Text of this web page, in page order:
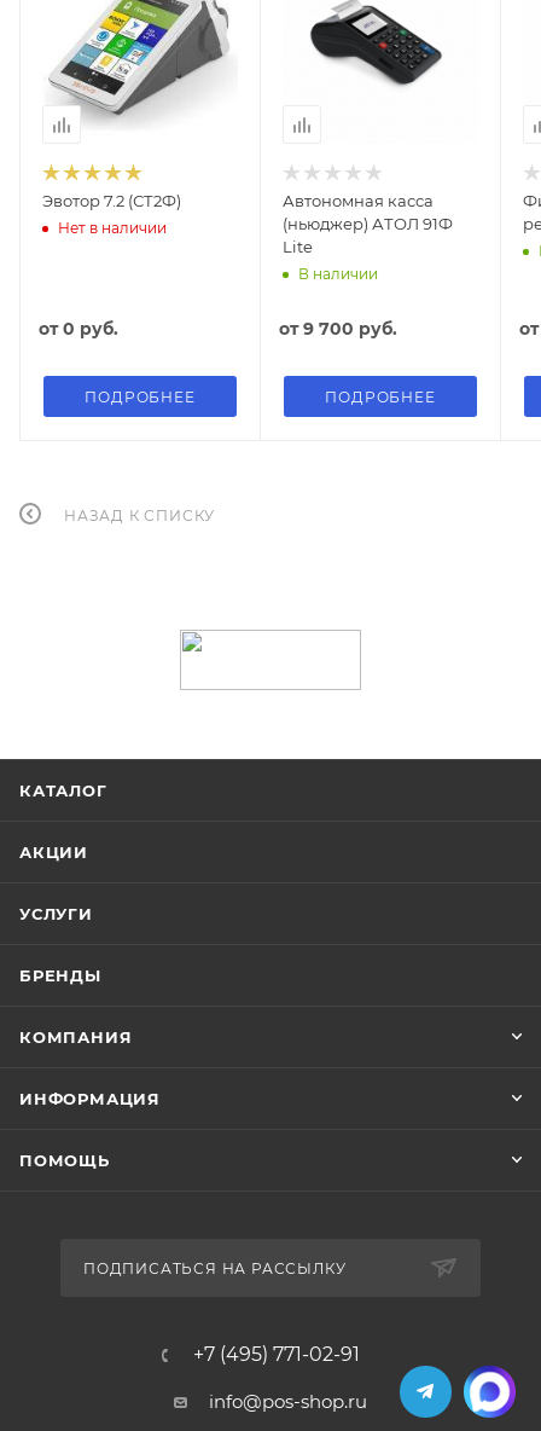
Эвотор 7.2 (СТ2Ф)
Нет в наличии
от0 руб.
ПОДРОБНЕЕ
Автономная касса
(ньюджер) АТОЛ 91Ф
Lite
В наличии
от9 700 руб.
ПОДРОБНЕЕ
НАЗАД К СПИСКУ
КАТАЛОГ
АКЦИИ
УСЛУГИ
БРЕНДЫ
КОМПАНИЯ
ИНФОРМАЦИЯ
ПОМОЩЬ
ПОДПИСАТЬСЯ НА РАССЫЛКУ
+7 (495) 771-02-91
info@pos-shop.ru